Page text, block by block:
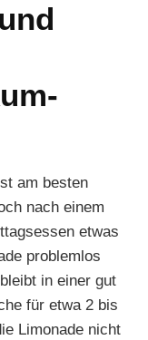
am besten
nach einem
etwas
problemlos
in einer gut
für etwa 2 bis
Limonade nicht